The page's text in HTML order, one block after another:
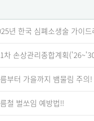
년 한국 심폐소생술 가이드
차 손상관리종합계획
부터 가을까지 뱀물림 주의!
철 벌쏘임 예방법!!